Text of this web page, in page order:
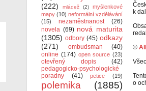
(222)
mládež (2)
myšlenkové
mapy (10) neformální vzdělávání
(15)
nezaměstnanost
(26)
novela (69) nová maturita
(1305) odbory (45) odkazy
(271)
ombudsman
(40)
online (174) open source (23)
otevřený dopis
(42)
pedagogicko-psychologické
poradny
(41) petice (19)
polemika
(1885)
k
©
o